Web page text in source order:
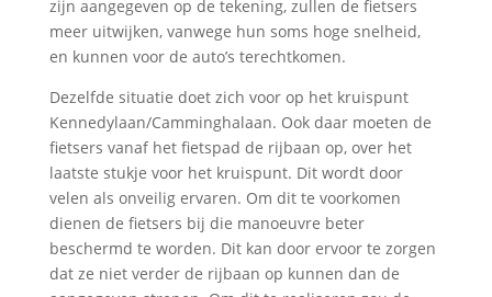
zijn aangegeven op de tekening, zullen de fietsers
meer uitwijken, vanwege hun soms hoge snelheid,
en kunnen voor de auto’s terechtkomen.
Dezelfde situatie doet zich voor op het kruispunt
Kennedylaan/Camminghalaan. Ook daar moeten de
fietsers vanaf het fietspad de rijbaan op, over het
laatste stukje voor het kruispunt. Dit wordt door
velen als onveilig ervaren. Om dit te voorkomen
dienen de fietsers bij die manoeuvre beter
beschermd te worden. Dit kan door ervoor te zorgen
dat ze niet verder de rijbaan op kunnen dan de